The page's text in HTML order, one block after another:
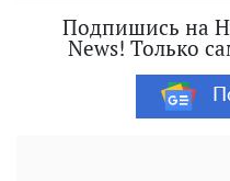
Подпишись на
News! Только